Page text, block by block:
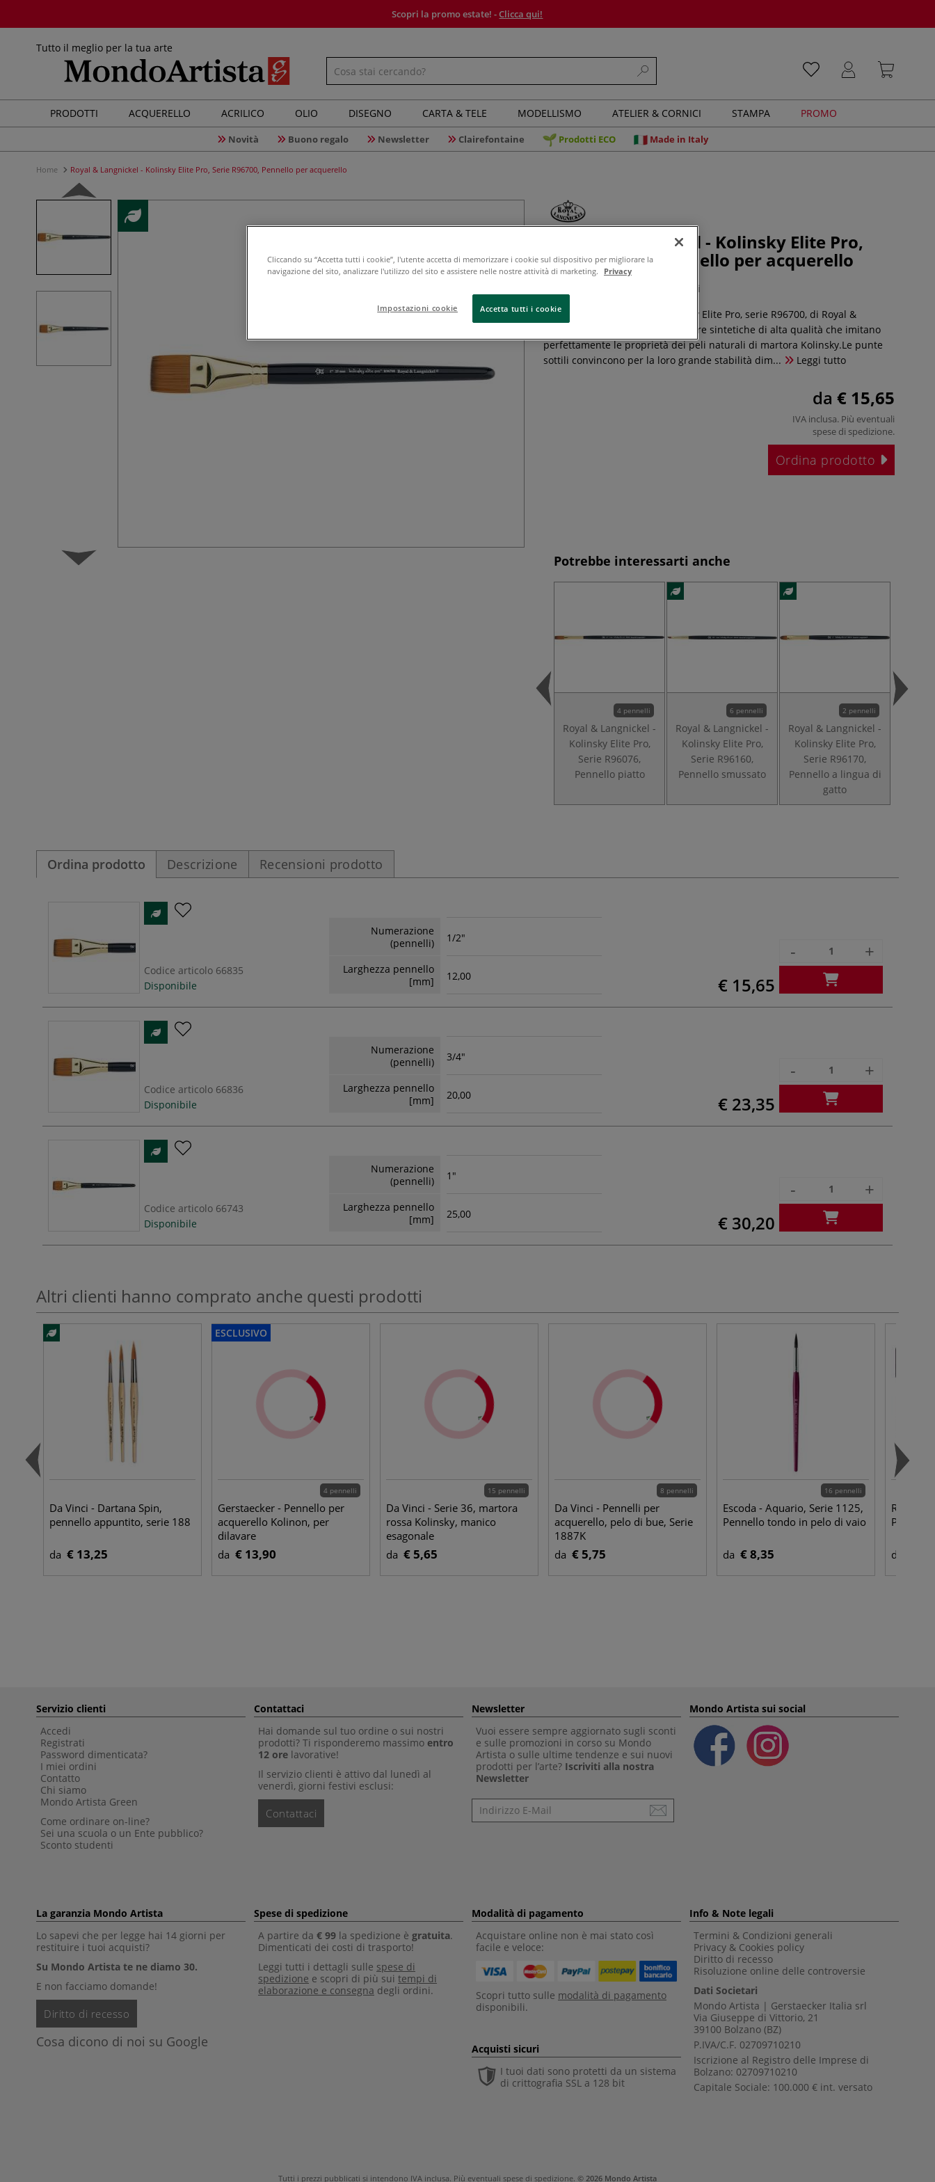
Scopri la promo estate! -Clicca qui!
Tutto il meglio per la tua arte
PRODOTTI ACQUERELLO ACRILICO OLIO DISEGNO CARTA & TELE MODELLISMO ATELIER & CORNICI STAMPA PROMO
Novità Buono regalo Newsletter Clairefontaine Prodotti ECO Made in Italy
Home Royal & Langnickel - Kolinsky Elite Pro, Serie R96700, Pennello per acquerello
Royal & Langnickel - Kolinsky Elite Pro,
Serie R96700, Pennello per acquerello
0 recensioni
I pennelli per acquerello Kolinsky Elite Pro, serie R96700, di Royal &
Langnickel sono realizzati con fibre sintetiche di alta qualità che imitano
perfettamente le proprietà dei peli naturali di martora Kolinsky.Le punte
sottili convincono per la loro grande stabilità dim...
Leggi tutto
da € 15,65
IVA inclusa. Più eventuali
spese di spedizione.
Ordina prodotto
Potrebbe interessarti anche
4 pennelli
Royal & Langnickel -
Kolinsky Elite Pro,
Serie R96076,
Pennello piatto
6 pennelli
Royal & Langnickel -
Kolinsky Elite Pro,
Serie R96160,
Pennello smussato
2 pennelli
Royal & Langnickel -
Kolinsky Elite Pro,
Serie R96170,
Pennello a lingua di
gatto
Ordina prodotto Descrizione Recensioni prodotto
Codice articolo 66835
Disponibile
Numerazione
(pennelli)
1/2"
Larghezza pennello
[mm]
12,00 € 15,65
- +
Codice articolo 66836
Disponibile
Numerazione
(pennelli)
3/4"
Larghezza pennello
[mm]
20,00 € 23,35
- +
Codice articolo 66743
Disponibile
Numerazione
(pennelli)
1"
Larghezza pennello
[mm]
25,00 € 30,20
- +
Altri clienti hanno comprato anche questi prodotti
Da Vinci - Dartana Spin,
pennello appuntito, serie 188
da € 13,25
ESCLUSIVO
4 pennelli
Gerstaecker - Pennello per
acquerello Kolinon, per
dilavare
da € 13,90
15 pennelli
Da Vinci - Serie 36, martora
rossa Kolinsky, manico
esagonale
da € 5,65
8 pennelli
Da Vinci - Pennelli per
acquerello, pelo di bue, Serie
1887K
da € 5,75
16 pennelli
Escoda - Aquario, Serie 1125,
Pennello tondo in pelo di vaio
da € 8,35
Raphaël
da
Servizio clienti
Accedi
Registrati
Password dimenticata?
I miei ordini
Contatto
Chi siamo
Mondo Artista Green
Come ordinare on-line?
Sei una scuola o un Ente pubblico?
Sconto studenti
Contattaci
Hai domande sul tuo ordine o sui nostri
prodotti? Ti risponderemo massimo entro
12 ore lavorative!
Il servizio clienti è attivo dal lunedì al
venerdì, giorni festivi esclusi:
Contattaci
Newsletter
Vuoi essere sempre aggiornato sugli sconti
e sulle promozioni in corso su Mondo
Artista o sulle ultime tendenze e sui nuovi
prodotti per l’arte? Iscriviti alla nostra
Newsletter
Newsletter
Mondo Artista sui social
La garanzia Mondo Artista
Lo sapevi che per legge hai 14 giorni per
restituire i tuoi acquisti?
Su Mondo Artista te ne diamo 30.
E non facciamo domande!
Diritto di recesso
Cosa dicono di noi su Google
Spese di spedizione
A partire da € 99 la spedizione è gratuita.
Dimenticati dei costi di trasporto!
Leggi tutti i dettagli sulle spese di
spedizione e scopri di più sui tempi di
elaborazione e consegna degli ordini.
Modalità di pagamento
Acquistare online non è mai stato così
facile e veloce:
Scopri tutto sulle modalità di pagamento
disponibili.
Info & Note legali
Termini & Condizioni generali
Privacy & Cookies policy
Diritto di recesso
Risoluzione online delle controversie
Dati Societari
Mondo Artista | Gerstaecker Italia srl
Via Giuseppe di Vittorio, 21
39100 Bolzano (BZ)
P.IVA/C.F. 02709710210
Iscrizione al Registro delle Imprese di
Bolzano: 02709710210
Capitale Sociale: 100.000 € int. versato
Acquisti sicuri
I tuoi dati sono protetti da un sistema
di crittografia SSL a 128 bit
Tutti i prezzi pubblicati si intendono IVA inclusa. Più eventuali spese di spedizione. © 2026 Mondo Artista
Cliccando su “Accetta tutti i cookie”, l'utente accetta di memorizzare i cookie sul dispositivo per migliorare la
navigazione del sito, analizzare l'utilizzo del sito e assistere nelle nostre attività di marketing.
Privacy
Impostazioni cookie Accetta tutti i cookie